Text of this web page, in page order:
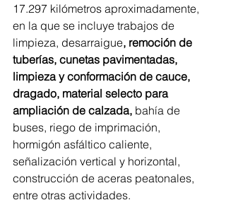
17.297 kilómetros aproximadamente,
en la que se incluye trabajos de
limpieza, desarraigue, remoción de
tuberías, cunetas pavimentadas,
limpieza y conformación de cauce,
dragado, material selecto para
ampliación de calzada, bahía de
buses, riego de imprimación,
hormigón asfáltico caliente,
señalización vertical y horizontal,
construcción de aceras peatonales,
entre otras actividades.